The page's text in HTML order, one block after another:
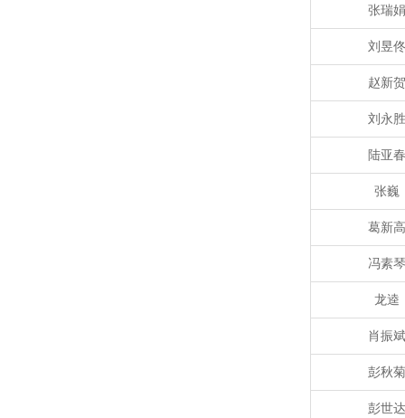
张瑞娟
刘昱佟
赵新贺
刘永胜
陆亚春
张巍
葛新高
冯素琴
龙逵
肖振斌
彭秋菊
彭世达